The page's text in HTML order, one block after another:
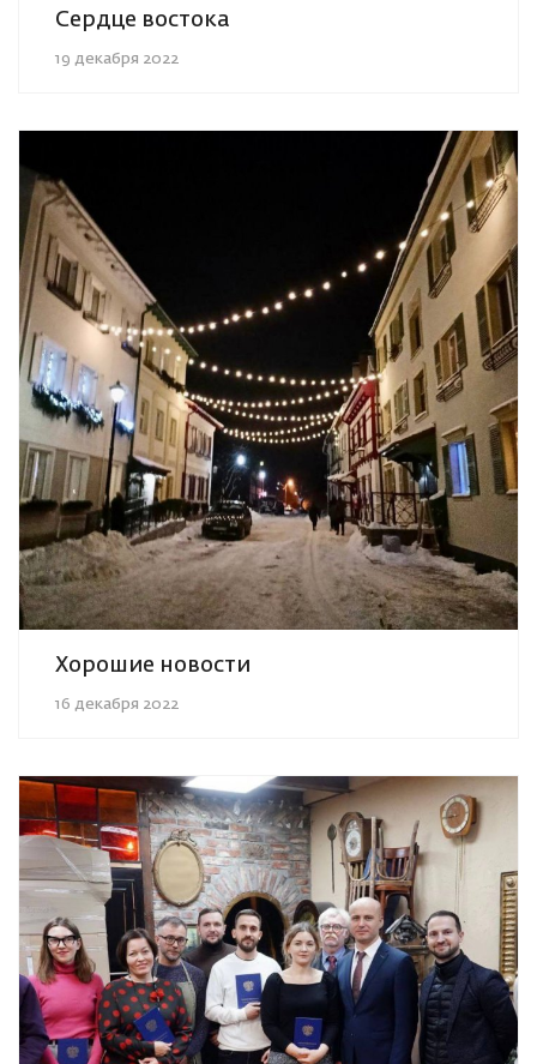
Сердце востока
19 декабря 2022
Хорошие новости
16 декабря 2022